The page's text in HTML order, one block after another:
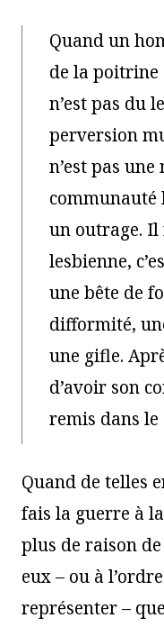
Quand un
de la poitrine
n’est pas du
perversion
n’est pas
communauté
un outrage. Il
lesbienne,
une bête de
difformité,
une gifle.
d’avoir son
remis dans
Quand de telles
fais la guerre à
plus de raison
eux – ou à
représenter –